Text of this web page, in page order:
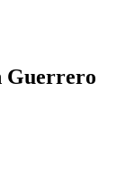
Guerrero